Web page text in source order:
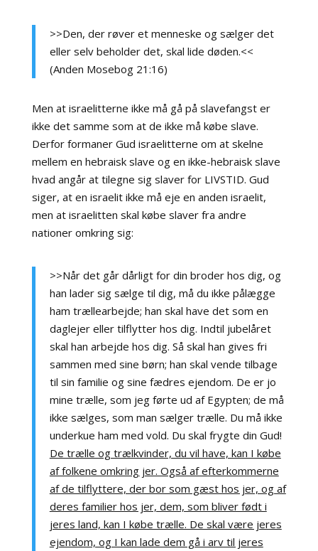
>>Den, der røver et menneske og sælger det
eller selv beholder det, skal lide døden.<<
(Anden Mosebog 21:16)
Men at israelitterne ikke må gå på slavefangst er
ikke det samme som at de ikke må købe slave.
Derfor formaner Gud israelitterne om at skelne
mellem en hebraisk slave og en ikke-hebraisk slave
hvad angår at tilegne sig slaver for LIVSTID. Gud
siger, at en israelit ikke må eje en anden israelit,
men at israelitten skal købe slaver fra andre
nationer omkring sig:
>>Når det går dårligt for din broder hos dig, og
han lader sig sælge til dig, må du ikke pålægge
ham trællearbejde; han skal have det som en
daglejer eller tilflytter hos dig. Indtil jubelåret
skal han arbejde hos dig. Så skal han gives fri
sammen med sine børn; han skal vende tilbage
til sin familie og sine fædres ejendom. De er jo
mine trælle, som jeg førte ud af Egypten; de må
ikke sælges, som man sælger trælle. Du må ikke
underkue ham med vold. Du skal frygte din Gud!
De trælle og trælkvinder, du vil have, kan I købe
af folkene omkring jer. Også af efterkommerne
af de tilflyttere, der bor som gæst hos jer, og af
deres familier hos jer, dem, som bliver født i
jeres land, kan I købe trælle. De skal være jeres
ejendom, og I kan lade dem gå i arv til jeres